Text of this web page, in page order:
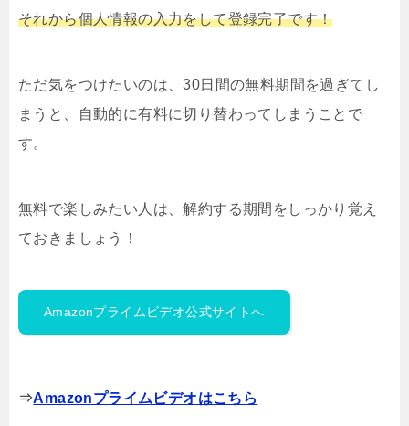
それから個人情報の入力をして登録完了です！
ただ気をつけたいのは、30日間の無料期間を過ぎてし
まうと、自動的に有料に切り替わってしまうことで
す。
無料で楽しみたい人は、解約する期間をしっかり覚え
ておきましょう！
Amazonプライムビデオ公式サイトへ
⇒Amazonプライムビデオはこちら